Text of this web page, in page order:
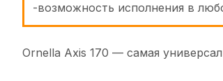
-возможность исполнения в
Ornella Axis 170 — самая